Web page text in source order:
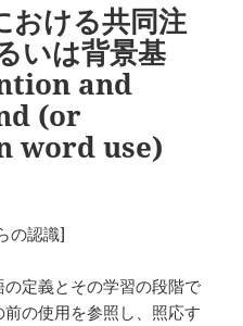
ける共同注
いは背景基
and
(or
word use)
の認識]
定義とその学習の段階で
の使用を参照し、照応す